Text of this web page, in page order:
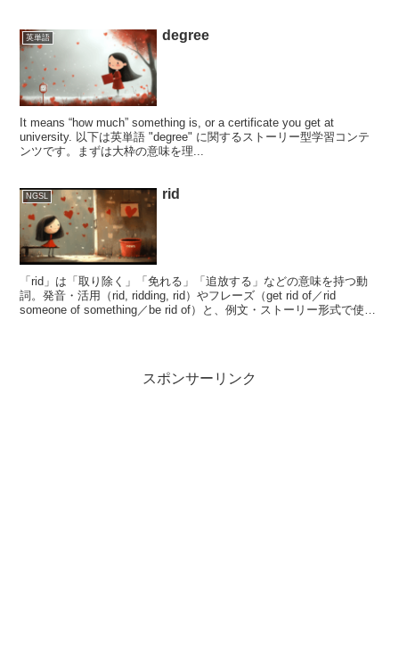
英単語 degree
It means “how much” something is, or a certificate you get at
university. 以下は英単語 "degree" に関するストーリー型学習コンテ
ンツです。まずは大枠の意味を理...
NGSL rid
「rid」は「取り除く」「免れる」「追放する」などの意味を持つ動
詞。発音・活用（rid, ridding, rid）やフレーズ（get rid of／rid
someone of something／be rid of）と、例文・ストーリー形式で使い
スポンサーリンク